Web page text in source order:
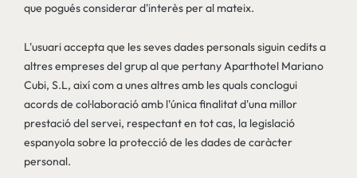
que pogués considerar d'interès per al mateix.
L'usuari accepta que les seves dades personals siguin cedits a
altres empreses del grup al que pertany Aparthotel Mariano
Cubi, S.L, així com a unes altres amb les quals conclogui
acords de col·laboració amb l'única finalitat d'una millor
prestació del servei, respectant en tot cas, la legislació
espanyola sobre la protecció de les dades de caràcter
personal.